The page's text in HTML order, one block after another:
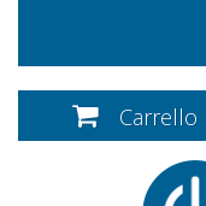
Carrello